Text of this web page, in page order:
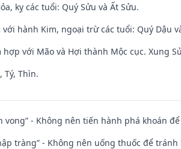
kỵ các tuổi: Quý Sửu và Ất Sửu.
hành Kim, ngoại trừ các tuổi: Quý Dậu
với Mão và Hợi thành Mộc cục. Xung
Tý, Thìn.
vong” - Không nên tiến hành phá khoán
tràng” - Không nên uống thuốc để